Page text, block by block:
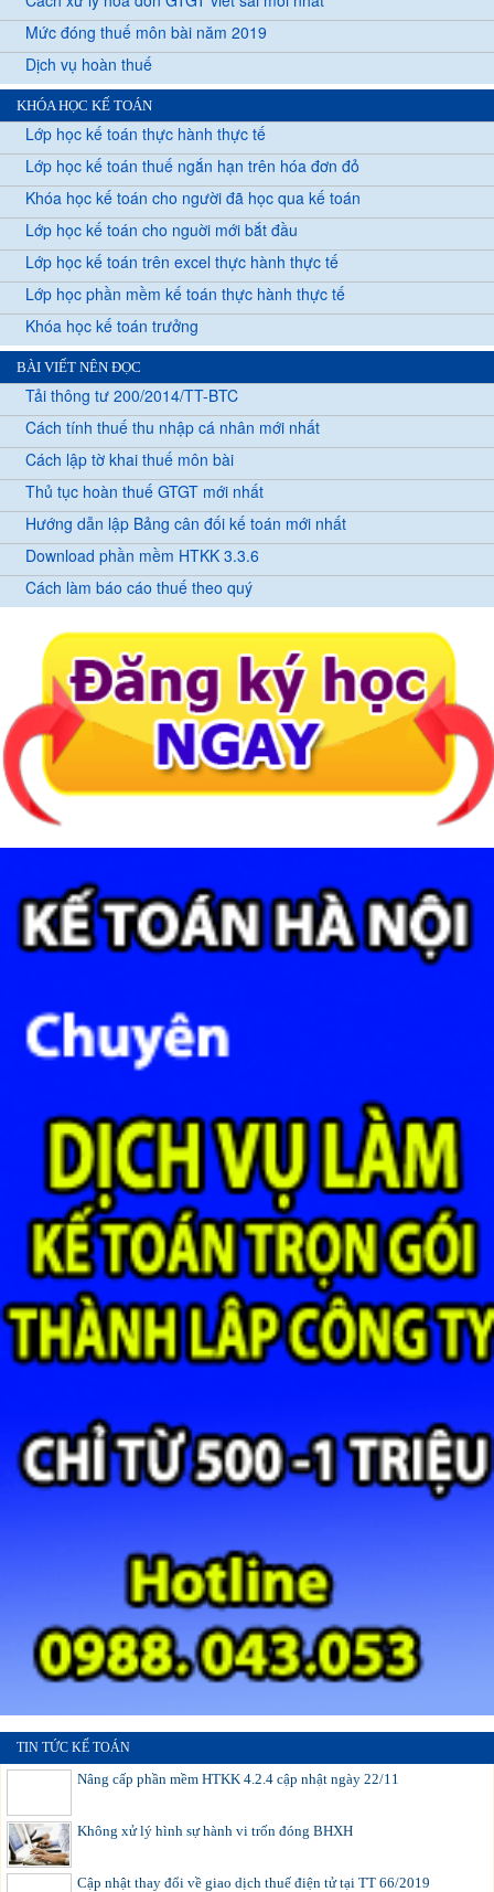
Mức đóng thuế môn bài năm 2019
Dịch vụ hoàn thuế
KHÓA HỌC KẾ TOÁN
Lớp học kế toán thực hành thực tế
Lớp học kế toán thuế ngắn hạn trên hóa đơn đỏ
Khóa học kế toán cho người đã học qua kế toán
Lớp học kế toán cho nguời mới bắt đầu
Lớp học kế toán trên excel thực hành thực tế
Lớp học phần mềm kế toán thực hành thực tế
Khóa học kế toán trưởng
BÀI VIẾT NÊN ĐỌC
Tải thông tư 200/2014/TT-BTC
Cách tính thuế thu nhập cá nhân mới nhất
Cách lập tờ khai thuế môn bài
Thủ tục hoàn thuế GTGT mới nhất
Hướng dẫn lập Bảng cân đối kế toán mới nhất
Download phần mềm HTKK 3.3.6
Cách làm báo cáo thuế theo quý
TIN TỨC KẾ TOÁN
Nâng cấp phần mềm HTKK 4.2.4 cập nhật ngày 22/11
Không xử lý hình sự hành vi trốn đóng BHXH
Cập nhật thay đổi về giao dịch thuế điện tử tại TT 66/2019